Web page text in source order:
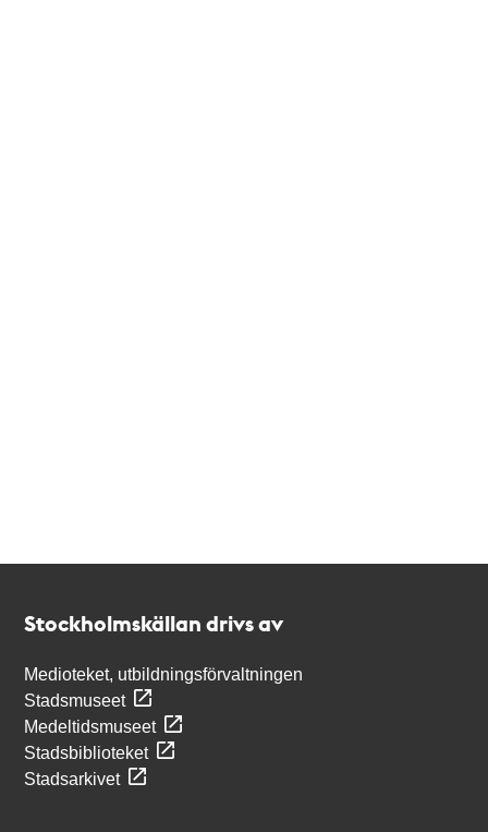
Stockholmskällan drivs av
Medioteket, utbildningsförvaltningen
Stadsmuseet
Medeltidsmuseet
Stadsbiblioteket
Stadsarkivet